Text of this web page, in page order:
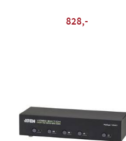
828,-